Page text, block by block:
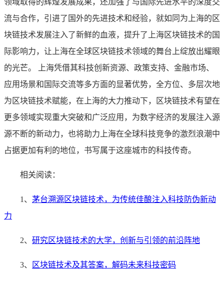
流与合作，引进了国外的先进技术和经验，就如同为上海的区
块链技术发展注入了新鲜的血液，提升了上海区块链技术的国
际影响力，让上海在全球区块链技术领域的舞台上绽放出耀眼
的光芒。 上海凭借其科技创新资源、政策支持、金融市场、
应用场景和国际交流等多方面的显著优势，全方位、多层次地
为区块链技术赋能，在上海的大力推动下，区块链技术有望在
更多领域实现重大突破和广泛应用，为数字经济的发展注入源
源不断的新动力，也将助力上海在全球科技竞争的激烈浪潮中
占据更加有利的地位，书写属于这座城市的科技传奇。
相关阅读：
1、 茅台溯源区块链技术，为传统佳酿注入科技防伪新动
力
2、 研究区块链技术的大学，创新与引领的前沿阵地
3、 区块链技术及其答案，解码未来科技密码